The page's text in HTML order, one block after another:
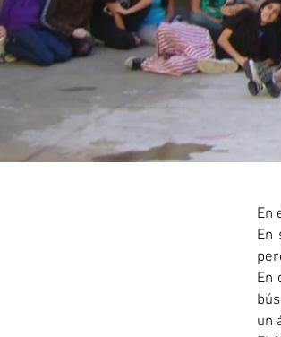
En
En
En
un